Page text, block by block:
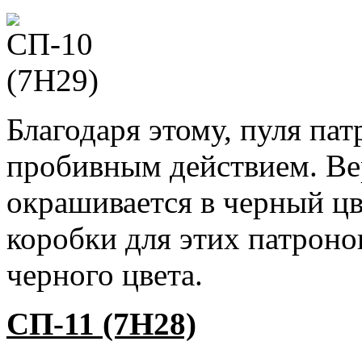
Благодаря этому, пуля
пробивным действием.
окрашивается в черный
коробки для этих
черного цвета.
СП-11 (7Н28)